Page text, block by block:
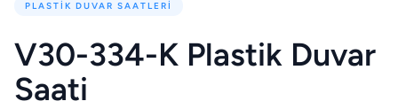
PLASTIK DUVAR SAATLERI
V30-334-K Plastik Duvar
Saati